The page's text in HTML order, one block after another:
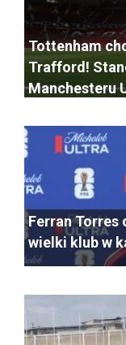
Tottenham
Trafford!
Manchesteru
Ferran Torres
wielki klub w